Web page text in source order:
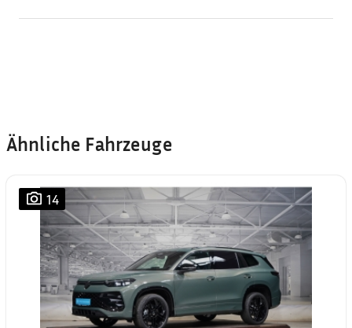
Ähnliche Fahrzeuge
14